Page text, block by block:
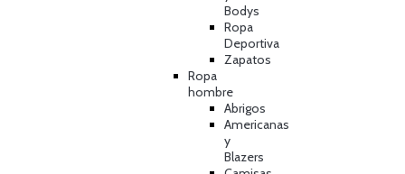
Bodys
Ropa
Deportiva
Zapatos
Ropa
hombre
Abrigos
Americanas
y
Blazers